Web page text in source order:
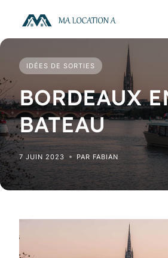
content
IDÉES DE SORTIES
BORDEAUX
BATEAU
7 JUIN 2023 PAR FABIAN